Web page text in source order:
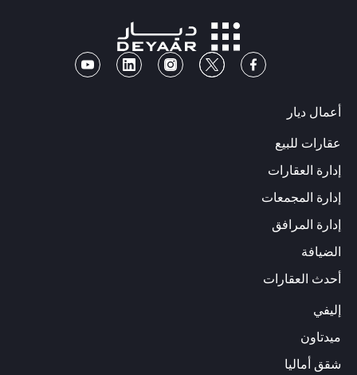
أعمال ديار
عقارات للبيع
إدارة العقارات
إدارة المجمعات
إدارة المرافق
الضيافة
أحدث العقارات
إليفي
ميدتاون
شقق أماليا